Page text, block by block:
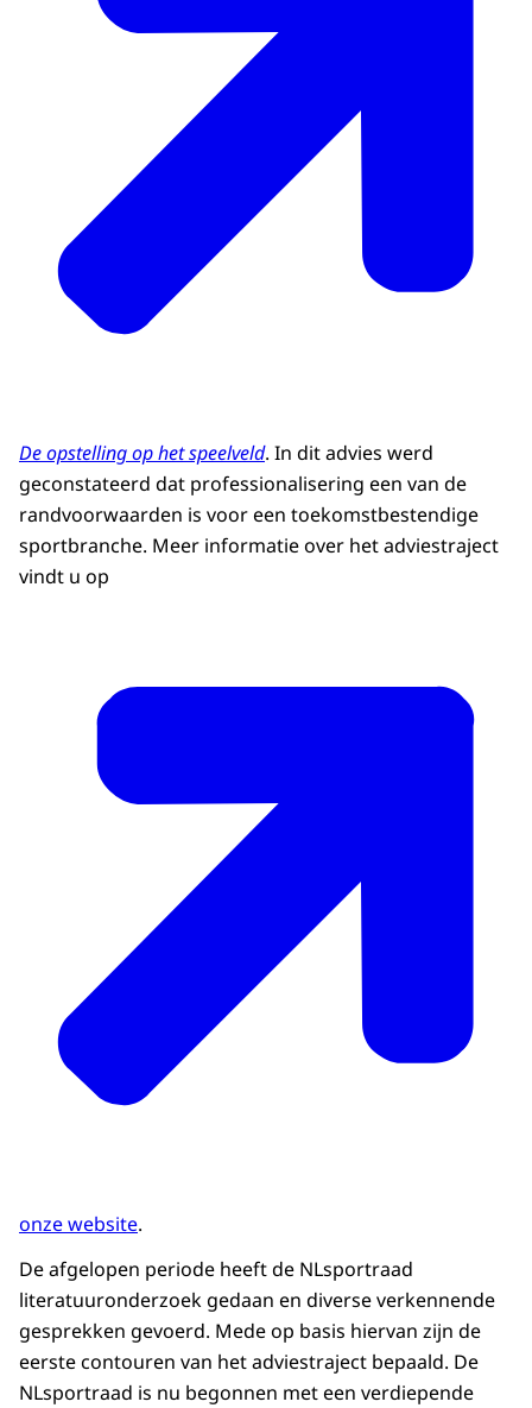
De opstelling op het speelveld. In dit advies werd
geconstateerd dat professionalisering een van de
randvoorwaarden is voor een toekomstbestendige
sportbranche. Meer informatie over het adviestraject
vindt u op
onze website.
De afgelopen periode heeft de NLsportraad
literatuuronderzoek gedaan en diverse verkennende
gesprekken gevoerd. Mede op basis hiervan zijn de
eerste contouren van het adviestraject bepaald. De
NLsportraad is nu begonnen met een verdiepende